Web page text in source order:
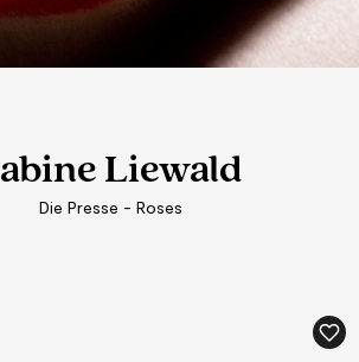
Liewald
Die Presse - Roses
Liewald
Die Presse - Roses
Liewald
Die Presse - Roses